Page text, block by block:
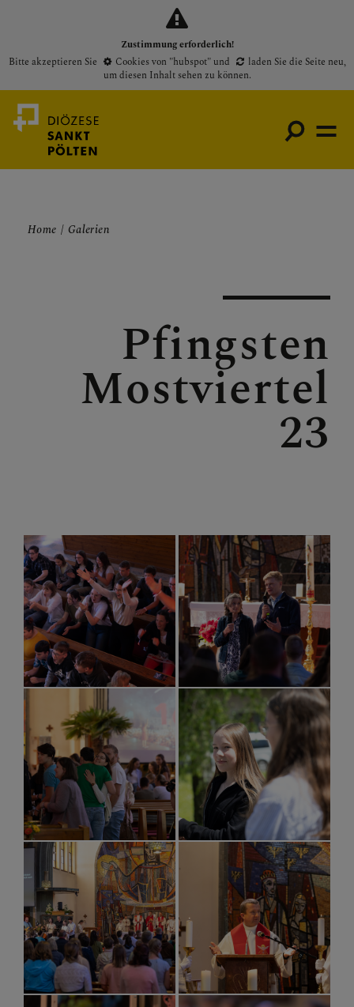
Zustimmung erforderlich!
Bitte akzeptieren Sie
Cookies von "hubspot"und laden Sie die Seite neu,
um diesen Inhalt sehen zu können.
Medienportal
Veranstaltungen
FRAGEN
GLAUBEN
ERLEBEN
MITMACHEN
BEGEGNEN
Home Galerien
Pfingsten
Mostviertel
23